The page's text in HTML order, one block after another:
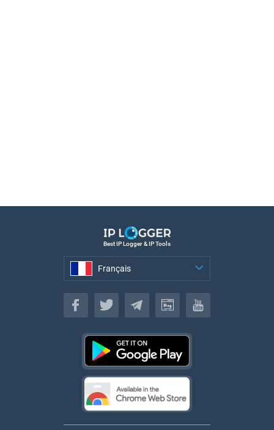
Best IP Logger & IP Tools
Français
Français